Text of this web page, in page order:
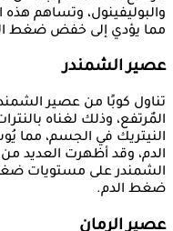
والبوليفينول، وتساهم هذه
مما يؤدي إلى خفض ضغط
عصير الشمندر
تناول كوبًا من عصير
المٌرتفع، وذلك لغناه
النيتريك في الجسم، مما
الدم، وقد أظهرت العديد من
الشمندر على مستويات
ضغط الدم.
عصير الرمان